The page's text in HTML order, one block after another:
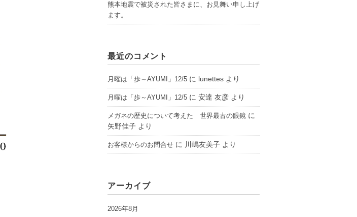
熊本地震で被災された皆さまに、お見舞い申し上げ
ます。
最近のコメント
月曜は「歩～AYUMI」12/5 に lunettes より
月曜は「歩～AYUMI」12/5 に安達 友彦 より
メガネの歴史について考えた 世界最古の眼鏡 に
矢野佳子 より
お客様からのお問合せ に 川嶋友美子 より
アーカイブ
2026年8月